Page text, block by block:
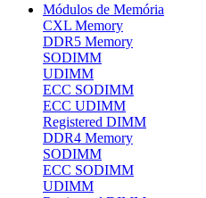
Módulos de Memória
CXL Memory
DDR5 Memory
SODIMM
UDIMM
ECC SODIMM
ECC UDIMM
Registered DIMM
DDR4 Memory
SODIMM
ECC SODIMM
UDIMM